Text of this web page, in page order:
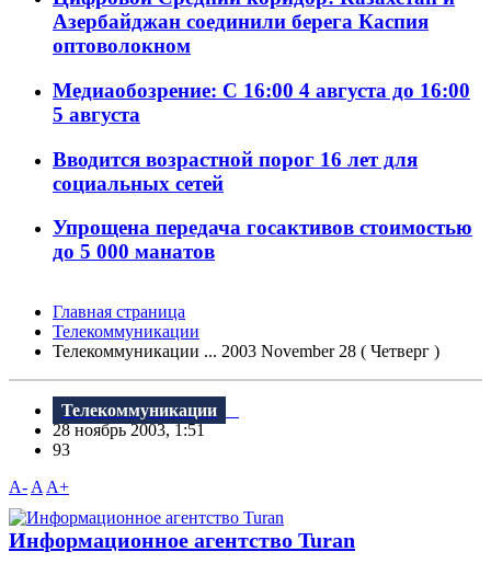
Азербайджан соединили берега Каспия
оптоволокном
Медиаобозрение: С 16:00 4 августа до 16:00
5 августа
Вводится возрастной порог 16 лет для
социальных сетей
Упрощена передача госактивов стоимостью
до 5 000 манатов
Главная страница
Телекоммуникации
Телекоммуникации ... 2003 November 28 ( Четверг )
Телекоммуникации
28 ноябрь 2003, 1:51
93
A- A A+
Информационное агентство Turan